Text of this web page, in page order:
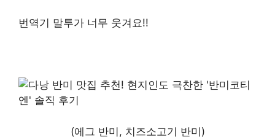
번역기 말투가 너무 웃겨요!!
(에그 반미, 치즈소고기 반미)